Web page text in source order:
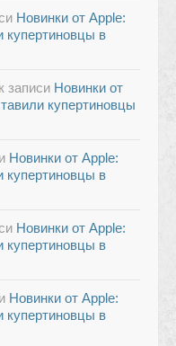
Новинки от Apple:
купертиновцы в
к записи Новинки от
купертиновцы
Новинки от Apple:
купертиновцы в
Новинки от Apple:
купертиновцы в
Новинки от Apple:
купертиновцы в